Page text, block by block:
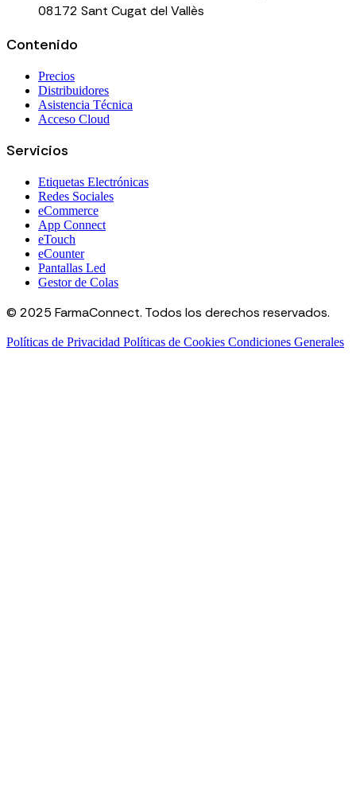
08172 Sant Cugat del Vallès
Contenido
Precios
Distribuidores
Asistencia Técnica
Acceso Cloud
Servicios
Etiquetas Electrónicas
Redes Sociales
eCommerce
App Connect
eTouch
eCounter
Pantallas Led
Gestor de Colas
© 2025 FarmaConnect. Todos los derechos reservados.
Políticas de Privacidad Políticas de Cookies Condiciones Generales